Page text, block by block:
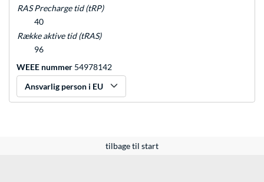
RAS Precharge tid (tRP)
40
Række aktive tid (tRAS)
96
WEEE nummer 54978142
Ansvarlig person i EU
tilbage til start